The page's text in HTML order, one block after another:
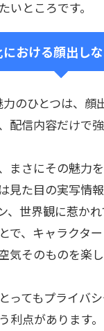
いところです。
おける顔出し
のひとつは、顔
配信内容だけで
まさにその魅力
見た目の実写情
、世界観に惹かれ
で、キャラクタ
気そのものを楽
ってもプライバ
利点があります。